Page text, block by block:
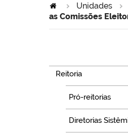
Unidades
as Comissões
Reitoria
Pró-reitorias
Diretorias